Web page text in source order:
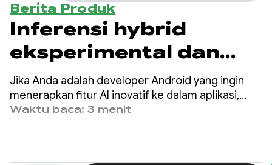
Berita Produk
Inferensi hybrid
eksperimental dan
model Gemini baru
untuk Android
Jika Anda adalah developer Android yang ingin
menerapkan fitur AI inovatif ke dalam aplikasi,
kami baru saja meluncurkan update baru yang
Waktu baca: 3 menit